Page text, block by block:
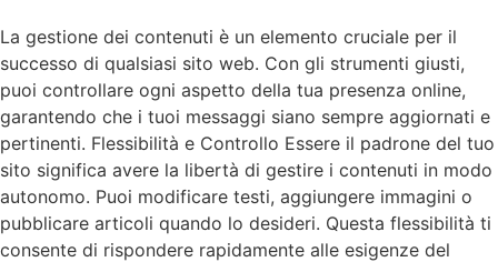
La gestione dei contenuti è un elemento cruciale per il
successo di qualsiasi sito web. Con gli strumenti giusti,
puoi controllare ogni aspetto della tua presenza online,
garantendo che i tuoi messaggi siano sempre aggiornati e
pertinenti. Flessibilità e Controllo Essere il padrone del tuo
sito significa avere la libertà di gestire i contenuti in modo
autonomo. Puoi modificare testi, aggiungere immagini o
pubblicare articoli quando lo desideri. Questa flessibilità ti
consente di rispondere rapidamente alle esigenze del